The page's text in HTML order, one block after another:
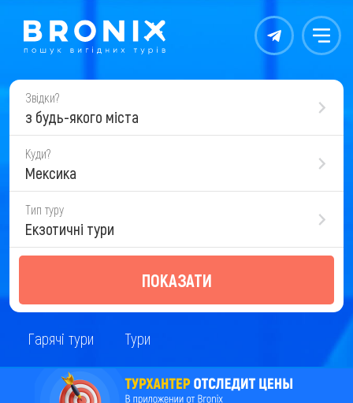
Контакты Меню
Звідки?
з будь-якого міста
Куди?
Мексика
Тип туру
Екзотичні тури
ПОКАЗАТИ
Гарячі тури Тури